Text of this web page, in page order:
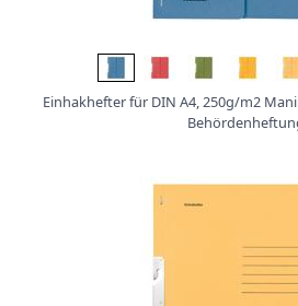
Einhakhefter für DIN A4, 250g/m2